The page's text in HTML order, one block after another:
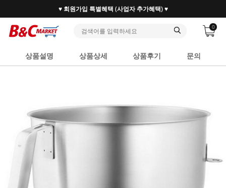
♥ 회원가입 특별혜택 (사업자 추가혜택) ♥
0
상품설명 상품상세 상품후기 문의